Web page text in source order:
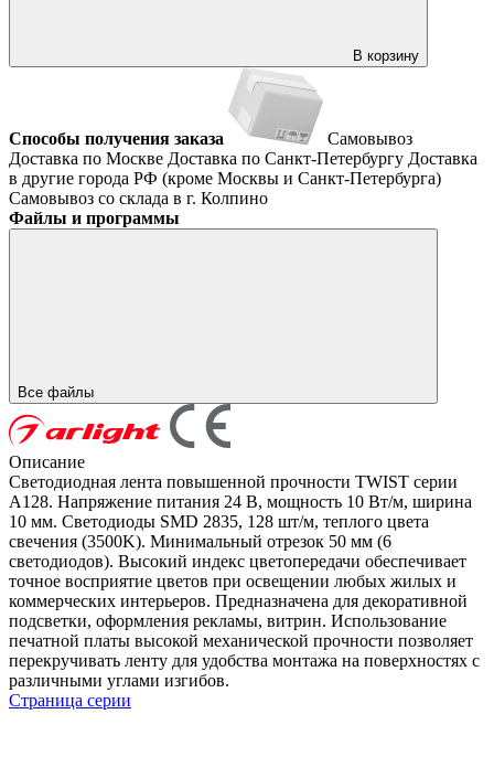
В корзину
Способы получения заказа
Самовывоз
Доставка по Москве Доставка по Санкт-Петербургу Доставка
в другие города РФ (кроме Москвы и Санкт-Петербурга)
Самовывоз со склада в г. Колпино
Файлы и программы
Все файлы
Описание
Светодиодная лента повышенной прочности TWIST серии
A128. Напряжение питания 24 В, мощность 10 Вт/м, ширина
10 мм. Светодиоды SMD 2835, 128 шт/м, теплого цвета
свечения (3500K). Минимальный отрезок 50 мм (6
светодиодов). Высокий индекс цветопередачи обеспечивает
точное восприятие цветов при освещении любых жилых и
коммерческих интерьеров. Предназначена для декоративной
подсветки, оформления рекламы, витрин. Использование
печатной платы высокой механической прочности позволяет
перекручивать ленту для удобства монтажа на поверхностях с
различными углами изгибов.
Страница серии